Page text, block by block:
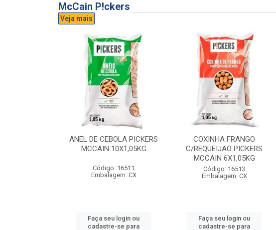
McCain P!ckers
Veja mais
ANEL DE CEBOLA PICKERS
MCCAIN 10X1,05KG
Código: 16511
Embalagem: CX
Faça seu login ou
cadastre-se para
COXINHA FRANGO
C/REQUEIJAO PICKERS
MCCAIN 6X1,05KG
Código: 16513
Embalagem: CX
Faça seu login ou
cadastre-se para